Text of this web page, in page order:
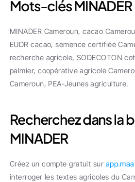
Mots-clés MINADER
MINADER Cameroun, cacao
EUDR cacao, semence certifiée
recherche agricole, SODECOTON
palmier, coopérative agricole
Cameroun, PEA-Jeunes agriculture.
Recherchez dans la
MINADER
Créez un compte gratuit sur
interroger les textes agricoles du